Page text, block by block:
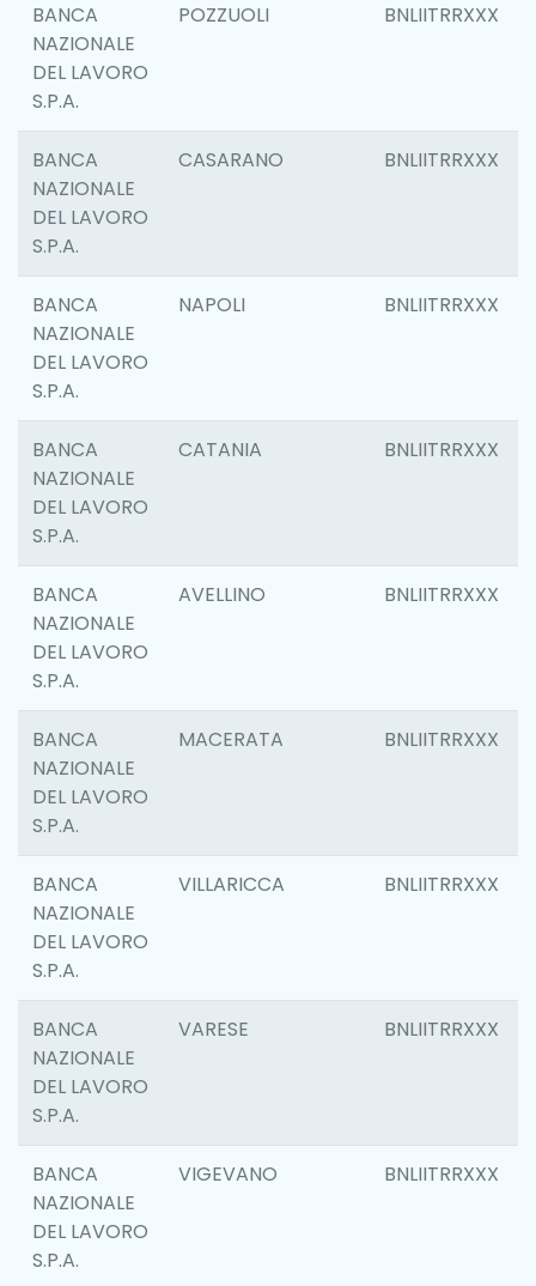
BANCA
NAZIONALE
DEL LAVORO
S.P.A.
POZZUOLI BNLIITRRXXX
BANCA
NAZIONALE
DEL LAVORO
S.P.A.
CASARANO BNLIITRRXXX
BANCA
NAZIONALE
DEL LAVORO
S.P.A.
NAPOLI BNLIITRRXXX
BANCA
NAZIONALE
DEL LAVORO
S.P.A.
CATANIA BNLIITRRXXX
BANCA
NAZIONALE
DEL LAVORO
S.P.A.
AVELLINO BNLIITRRXXX
BANCA
NAZIONALE
DEL LAVORO
S.P.A.
MACERATA BNLIITRRXXX
BANCA
NAZIONALE
DEL LAVORO
S.P.A.
VILLARICCA BNLIITRRXXX
BANCA
NAZIONALE
DEL LAVORO
S.P.A.
VARESE BNLIITRRXXX
BANCA
NAZIONALE
DEL LAVORO
S.P.A.
VIGEVANO BNLIITRRXXX